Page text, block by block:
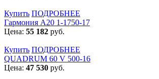
Купить ПОДРОБНЕЕ
Гармония А20 1-1750-17
Цена: 55 182 руб.
Купить ПОДРОБНЕЕ
QUADRUM 60 V 500-16
Цена: 47 530 руб.